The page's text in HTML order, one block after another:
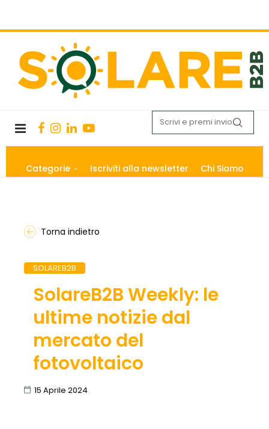
Categorie Iscriviti alla newsletter Chi Siamo
Torna indietro
SOLAREB2B
SolareB2B Weekly: le
ultime notizie dal
mercato del
fotovoltaico
15 Aprile 2024